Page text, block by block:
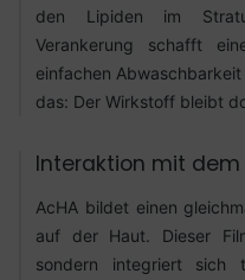
den Lipiden im
Verankerung schafft
einfachen
das: Der Wirkstoff bleibt
Interaktion mit
AcHA bildet einen
auf der Haut. Dieser
sondern integriert sich